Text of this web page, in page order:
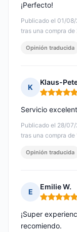
Publicado el 01/
tras una compra
¡Perfecto!
Opinión traducida
K
Klaus-
Nota: 5 de
Publicado el 28/
tras una compra
Servicio
Opinión traducida
E
Emilie W.
Nota: 5 de
¡Super
recomiendo.